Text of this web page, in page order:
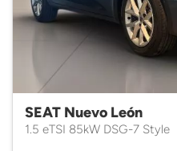
SEAT Nuevo León
1.5 eTSI 85kW DSG-7 Style